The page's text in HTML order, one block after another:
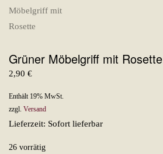
Grüner Möbelgriff mit Rosette
2,90€
Enthält 19% MwSt.
zzgl.Versand
Lieferzeit: Sofort lieferbar
26 vorrätig